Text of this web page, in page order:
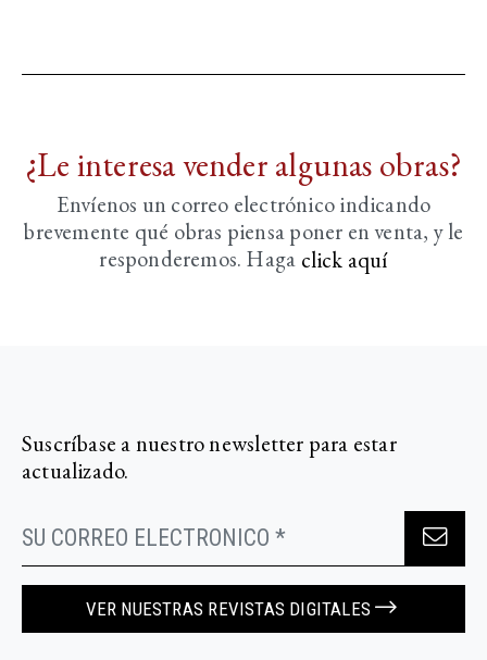
¿Le interesa vender algunas obras?
Envíenos un correo electrónico indicando
brevemente qué obras piensa poner en venta, y le
responderemos. Haga click aquí­
Suscríbase a nuestro newsletter para estar
actualizado.
VER NUESTRAS REVISTAS DIGITALES